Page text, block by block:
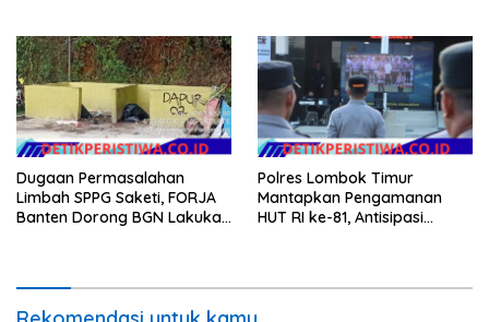
Hilang 3 Bulan Bawa
Anggaran Pembangunan
Dugaan Permasalahan
Limbah SPPG Saketi, FORJA
Banten Dorong BGN Lakukan
Polres Lombok Timur
Mantapkan Pengamanan
HUT RI ke-81, Antisipasi